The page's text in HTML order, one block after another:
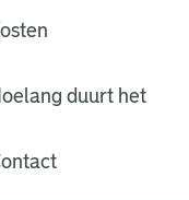
duurt het